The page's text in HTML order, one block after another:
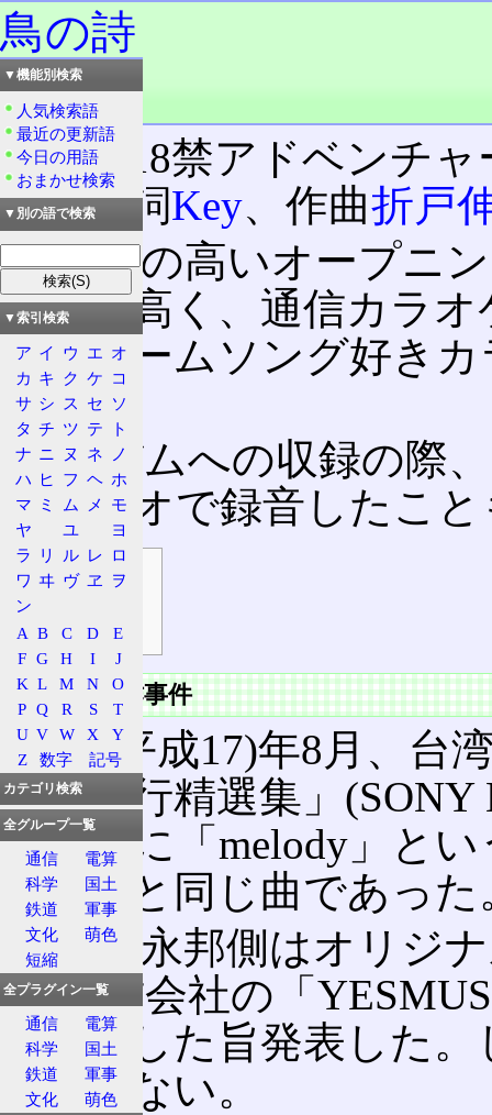
鳥の詩
読み：とりのうた
品詞：固有名詞
Keyの18禁アドベンチャ
曲。作詞Key、作曲折戸
完成度の高いオープニ
誉れが高く、通信カラ
れ、ゲームソング好き
た。
アルバムへの収録の際
スタジオで録音したこ
目次
鳥の詩盗作事件
鳥の詩一覧
鳥の詩盗作事件
2005(平成17)年8月、台
2005風行精選集」
ック14に「melody」と
鳥の詩と同じ曲であった
当初、永邦側はオリジ
CD制作会社の「
を取得した旨発表した
存在しない。
▼機能別検索
人気検索語
最近の更新語
今日の用語
おまかせ検索
▼別の語で検索
▼索引検索
ア イ ウ エ オ
カ キ ク ケ コ
サ シ ス セ ソ
タ チ ツ テ
ト
ナ ニ ヌ ネ
ノ
ハ ヒ フ ヘ ホ
マ ミ ム メ
モ
ヤ
ユ
ヨ
ラ
リ ル レ ロ
ワ ヰ ヴ ヱ
ヲ
ン
A B C D
E
F G H I
J
K L M N
O
P Q R S
T
U V W X
Y
Z
数字 記号
カテゴリ検索
全グループ一覧
通信
電算
科学
国土
鉄道
軍事
文化
萌色
短縮
全プラグイン一覧
通信
電算
科学
国土
鉄道
軍事
文化
萌色